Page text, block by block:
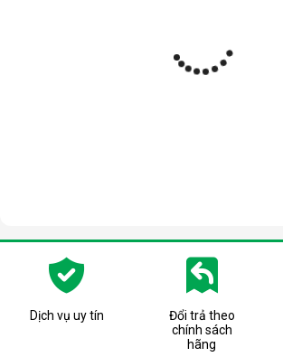
Dịch vụ uy tín
Đổi trả theo
chính sách
hãng